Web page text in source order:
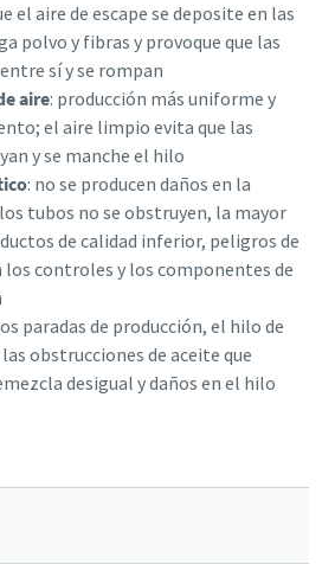
el aire de escape se deposite en las
polvo y fibras y provoque que las
sí y se rompan
aire: producción más uniforme y
el aire limpio evita que las
y se manche el hilo
: no se producen daños en la
tubos no se obstruyen, la mayor
de calidad inferior, peligros de
los controles y los componentes de
paradas de producción, el hilo de
obstrucciones de aceite que
desigual y daños en el hilo